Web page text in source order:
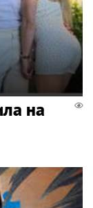
на